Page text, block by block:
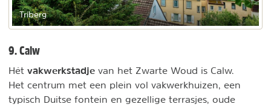
Triberg
9. Calw
Hét vakwerkstadje van het Zwarte Woud is Calw.
Het centrum met een plein vol vakwerkhuizen, een
typisch Duitse fontein en gezellige terrasjes, oude